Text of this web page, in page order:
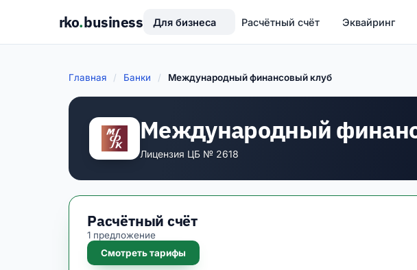
rko.business Для бизнеса Расчётный счёт Эквайринг
Главная / Банки / Международный финансовый клуб
Международный
Лицензия ЦБ № 2618
Расчётный счёт
1 предложение
Смотреть тарифы